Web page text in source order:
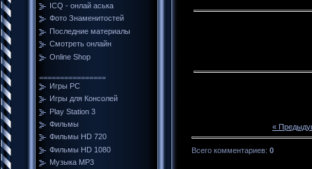
ICQ - онлай аська
Фото Знаменитостей
Последние материалы
Смотреть онлайн
Online Shop
================
Игры PC
Игры для Консолей
Play Station 3
Фильмы
Фильмы HD 720
Фильмы HD 1080
Музыка MP3
«
Всего комментариев: 0